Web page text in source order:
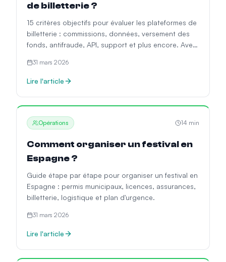
de billetterie ?
15 critères objectifs pour évaluer les plateformes de
billetterie : commissions, données, versement des
fonds, antifraude, API, support et plus encore. Avec
31 mars 2026
Lire l'article
Opérations 14 min
Comment organiser un festival en
Espagne ?
Guide étape par étape pour organiser un festival en
Espagne : permis municipaux, licences, assurances,
billetterie, logistique et plan d'urgence.
31 mars 2026
Lire l'article